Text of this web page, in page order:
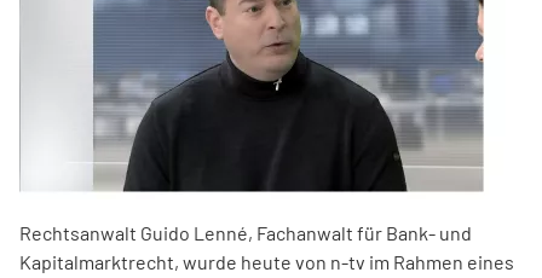
Rechtsanwalt Guido Lenné, Fachanwalt für Bank- und
Kapitalmarktrecht, wurde heute von n-tv im Rahmen eines